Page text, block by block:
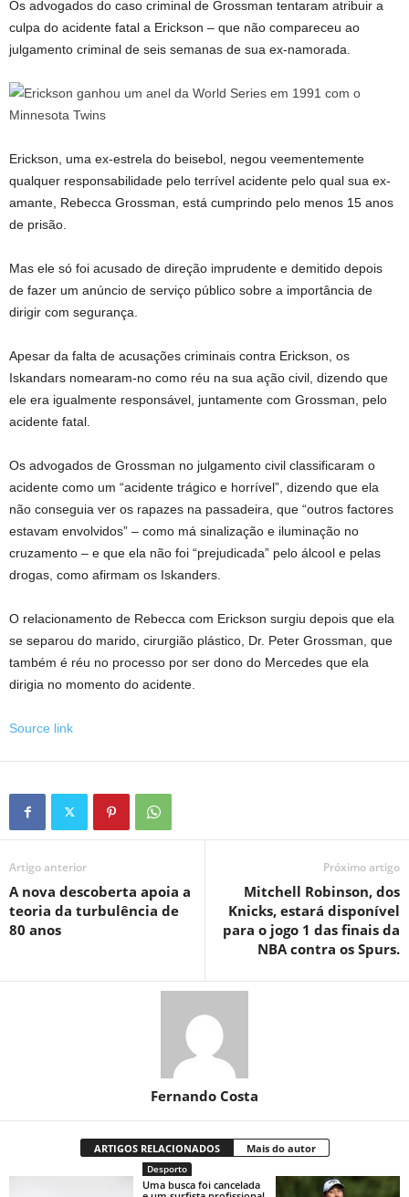
Os advogados do caso criminal de Grossman tentaram atribuir a
culpa do acidente fatal a Erickson – que não compareceu ao
julgamento criminal de seis semanas de sua ex-namorada.
Erickson, uma ex-estrela do beisebol, negou veementemente
qualquer responsabilidade pelo terrível acidente pelo qual sua ex-
amante, Rebecca Grossman, está cumprindo pelo menos 15 anos
de prisão.
Mas ele só foi acusado de direção imprudente e demitido depois
de fazer um anúncio de serviço público sobre a importância de
dirigir com segurança.
Apesar da falta de acusações criminais contra Erickson, os
Iskandars nomearam-no como réu na sua ação civil, dizendo que
ele era igualmente responsável, juntamente com Grossman, pelo
acidente fatal.
Os advogados de Grossman no julgamento civil classificaram o
acidente como um “acidente trágico e horrível”, dizendo que ela
não conseguia ver os rapazes na passadeira, que “outros factores
estavam envolvidos” – como má sinalização e iluminação no
cruzamento – e que ela não foi “prejudicada” pelo álcool e pelas
drogas, como afirmam os Iskanders.
O relacionamento de Rebecca com Erickson surgiu depois que ela
se separou do marido, cirurgião plástico, Dr. Peter Grossman, que
também é réu no processo por ser dono do Mercedes que ela
dirigia no momento do acidente.
Source link
Artigo anterior
A nova descoberta apoia a
teoria da turbulência de
80 anos
Próximo artigo
Mitchell Robinson, dos
Knicks, estará disponível
para o jogo 1 das finais da
NBA contra os Spurs.
Fernando Costa
ARTIGOS RELACIONADOS Mais do autor
Desporto
Uma busca foi cancelada